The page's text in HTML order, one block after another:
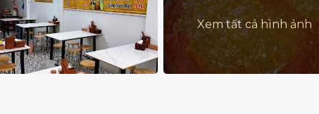
Xem tất cả hình ảnh